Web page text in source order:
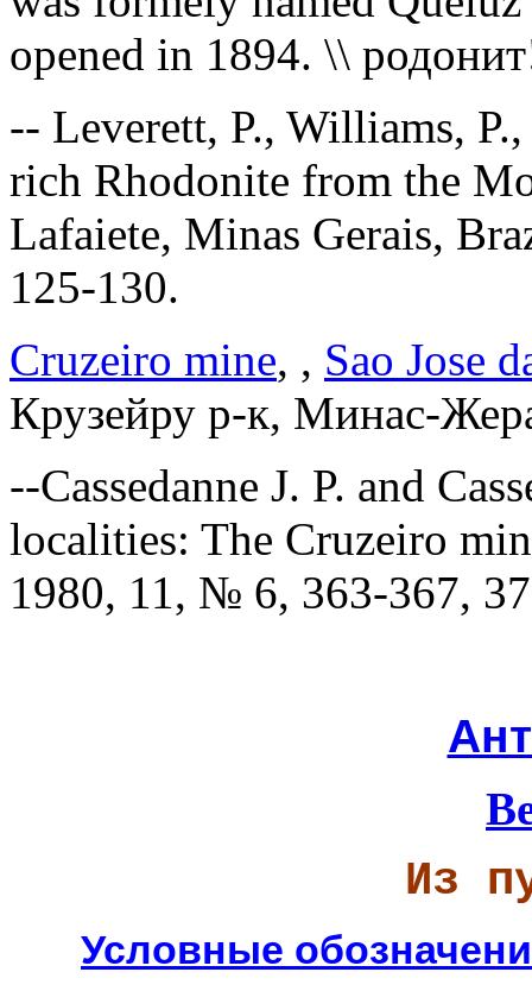
opened in 1894. \\
-- Leverett, P., Williams,
rich Rhodonite from the
Lafaiete, Minas Gerais,
125-130.
Cruzeiro mine, , Sao Jose
Крузейру р-к, Минас-
--Cassedanne J. P. and
localities: The Cruzeiro
1980, 11, № 6, 363-367,
Из
Условные